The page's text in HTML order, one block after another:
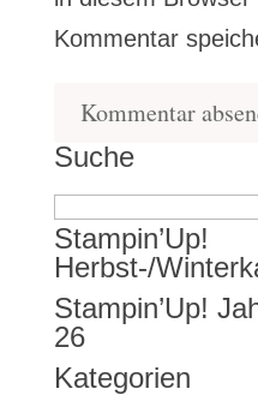
Kommentar
Suche
Suchen
nach:
Stampin’Up!
Herbst-/
Stampin’Up!
26
Kategorien